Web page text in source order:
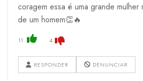
coragem essa é uma grande mulher
de um homem👏🔥
11 4
RESPONDER DENUNCIAR